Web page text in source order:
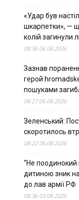
«Удар був
шкарпетки», —
колій загинули
08:36 06.08.2026
Зазнав
герой
пошуками
08:27 06.08.2026
Зеленський:
скоротилось
08:22 06.08.2026
“Не поодинокий
дитиною зник
до лав армії РФ
08:36 03.08.2026